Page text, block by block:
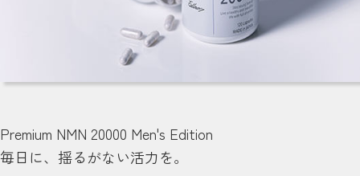
Premium NMN 20000 Men's Edition
毎日に、揺るがない活力を。